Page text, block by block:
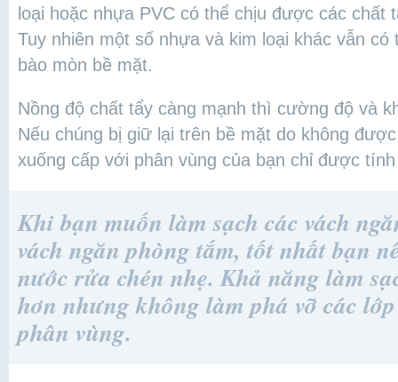
loại hoặc nhựa PVC có thể chịu được các chất
Tuy nhiên một số nhựa và kim loại khác vẫn
bào mòn bề mặt.
Nồng độ chất tẩy càng mạnh thì cường độ và
Nếu chúng bị giữ lại trên bề mặt do không
xuống cấp với phân vùng của bạn chỉ được
Khi bạn muốn làm sạch các vách
vách ngăn phòng tắm, tốt nhất bạn
nước rửa chén nhẹ. Khả năng làm
hơn nhưng không làm phá vỡ các
phân vùng.